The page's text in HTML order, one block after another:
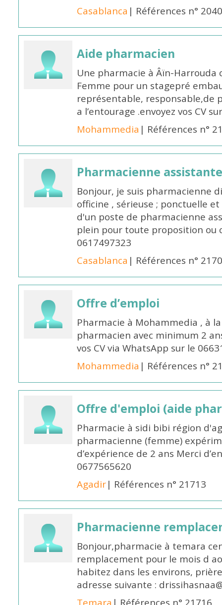
Casablanca | Références n°
Aide pharmacien
Une pharmacie à Âïn-Harrouda
Femme pour un stagepré
représentable,
a l’entourage .envoyez vos CV
Mohammedia | Références n°
Pharmacienne
Bonjour, je suis pharmacienne
officine , sérieuse ; ponctuelle
d'un poste de pharmacienne
plein pour toute proposition ou
0617497323
Casablanca | Références n°
Offre d’emploi
Pharmacie à Mohammedia , à
pharmacien avec minimum 2
vos CV via WhatsApp sur le
Mohammedia | Références n°
Offre d'emploi (aide
Pharmacie à sidi bibi région
pharmacienne (femme)
d’expérience de 2 ans Merci
0677565620
Agadir| Références n° 21713
Pharmacienne
Bonjour,pharmacie à temara
remplacement pour le mois d
habitez dans les environs,
adresse suivante :